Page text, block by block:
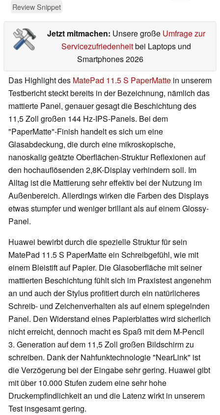
Review Snippet
Jetzt mitmachen: Unsere große Umfrage zur
Servicezufriedenheitbei Laptops und
Smartphones 2026
Das Highlight des MatePad 11.5 S PaperMatte in unserem
Testbericht steckt bereits in der Bezeichnung, nämlich das
mattierte Panel, genauer gesagt die Beschichtung des
11,5 Zoll großen 144 Hz-IPS-Panels. Bei dem
"PaperMatte"-Finish handelt es sich um eine
Glasabdeckung, die durch eine mikroskopische,
nanoskalig geätzte Oberflächen-Struktur Reflexionen auf
den hochauflösenden 2,8K-Display verhindern soll. Im
Alltag ist die Mattierung sehr effektiv bei der Nutzung im
Außenbereich. Allerdings wirken die Farben des Displays
etwas stumpfer und weniger brillant als auf einem Glossy-
Panel.
Huawei bewirbt durch die spezielle Struktur für sein
MatePad 11.5 S PaperMatte ein Schreibgefühl, wie mit
einem Bleistift auf Papier. Die Glasoberfläche mit seiner
mattierten Beschichtung fühlt sich im Praxistest angenehm
an und auch der Stylus profitiert durch ein natürlicheres
Schreib- und Zeichenverhalten als auf einem spiegelnden
Panel. Den Widerstand eines Papierblattes wird sicherlich
nicht erreicht, dennoch macht es Spaß mit dem M-Pencil
3. Generation auf dem 11,5 Zoll großen Bildschirm zu
schreiben. Dank der Nahfunktechnologie "NearLink" ist
die Verzögerung bei der Eingabe sehr gering. Huawei gibt
mit über 10.000 Stufen zudem eine sehr hohe
Druckempfindlichkeit an und die Latenz wirkt in unserem
Test insgesamt gering.